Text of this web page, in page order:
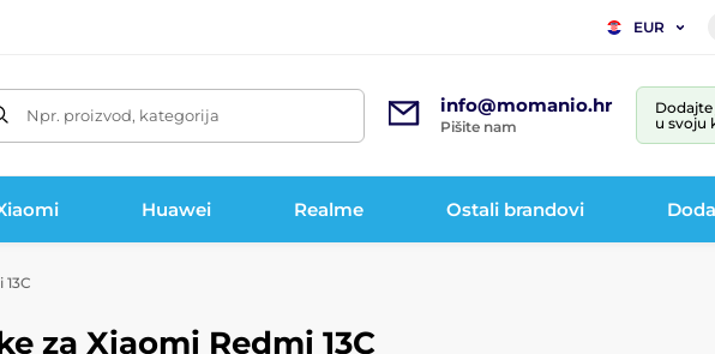
EUR
Npr. proizvod, kategorija info@momanio.hr
Pišite nam
Dodajte
u svoju
Huawei Realme Ostali brandovi
13C
za Xiaomi Redmi 13C